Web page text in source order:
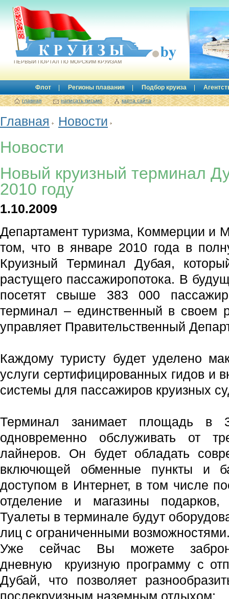
Круизы.by
ПЕРВЫЙ ПОРТАЛ ПО МОРСКИМ КРУИЗАМ
Флот Регионы плавания Подбор круиза
главная написать письмо карта сайта
Главная Новости
Новости
Новый круизный терминал
2010 году
1.10.2009
Департамент туризма, Коммерции и
том, что в январе 2010 года в
Круизный Терминал Дубая,
растущего пассажиропотока. В
посетят свыше 383 000
терминал – единственный в своем
управляет Правительственный
Каждому туристу будет уделено
услуги сертифицированных гидов и
системы для пассажиров круизных
Терминал занимает площадь
одновременно обслуживать от
лайнеров. Он будет обладать
включющей обменные пункты и
доступом в Интернет, в том числе
отделение и магазины
Туалеты в терминале будут
лиц с ограниченными
Уже сейчас Вы можете
дневную круизную программу с
Дубай, что позволяет
послекруизным наземным отдыхом: